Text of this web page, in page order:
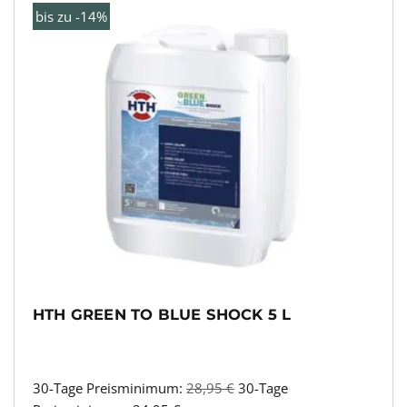
bis zu -14%
HTH GREEN TO BLUE SHOCK 5 L
30-Tage Preisminimum: 28,95€ 30-Tage